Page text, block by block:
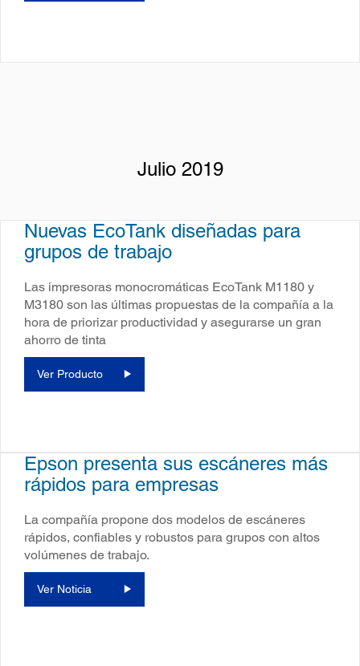
Julio 2019
Nuevas EcoTank diseñadas para
grupos de trabajo
Las impresoras monocromáticas EcoTank M1180 y
M3180 son las últimas propuestas de la compañía a la
hora de priorizar productividad y asegurarse un gran
ahorro de tinta
Ver Producto
Epson presenta sus escáneres más
rápidos para empresas
La compañía propone dos modelos de escáneres
rápidos, confiables y robustos para grupos con altos
volúmenes de trabajo.
Ver Noticia